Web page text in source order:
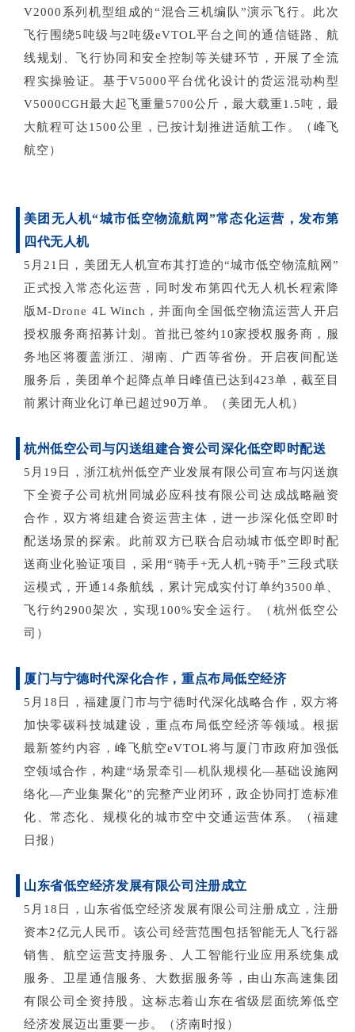
V2000系列机型组成的“混合三机编队”演示飞行。此次
飞行围绕5吨级与2吨级eVTOL平台之间的通信链路、航
线规划、飞行协同和安全控制等关键环节，开展了全流
程实操验证。基于V5000平台优化设计的货运混动构型
V5000CGH最大起飞重量5700公斤，最大载重1.5吨，最
大航程可达1500公里，已按计划推进适航工作。（峰飞
航空）
美团无人机“城市低空物流航网”常态化运营，发布第
四代无人机
5月21日，美团无人机宣布其打造的“城市低空物流航网”
正式投入常态化运营，同时发布第四代无人机长程索降
版M-Drone 4L Winch，并面向全国低空物流运营人开启
授权服务商招募计划。首批已签约10家授权服务商，服
务地区将覆盖浙江、湖南、广西等省份。开启夜间配送
服务后，美团单个起降点单日峰值已达到423单，截至目
前累计商业化订单已超过90万单。（美团无人机）
杭州低空公司与闪送组建合资公司深化低空即时配送
5月19日，浙江杭州低空产业发展有限公司宣布与闪送旗
下全资子公司杭州同城必应科技有限公司达成战略融资
合作，双方将组建合资运营主体，进一步深化低空即时
配送场景的探索。此前双方已联合启动城市低空即时配
送商业化验证项目，采用“骑手+无人机+骑手”三段式联
运模式，开通14条航线，累计完成实付订单约3500单、
飞行约2900架次，实现100%安全运行。（杭州低空公
司）
厦门与宁德时代深化合作，重点布局低空经济
5月18日，福建厦门市与宁德时代深化战略合作，双方将
加快零碳科技城建设，重点布局低空经济等领域。根据
最新签约内容，峰飞航空eVTOL将与厦门市政府加强低
空领域合作，构建“场景牵引—机队规模化—基础设施网
络化—产业集聚化”的完整产业闭环，政企协同打造标准
化、常态化、规模化的城市空中交通运营体系。（福建
日报）
山东省低空经济发展有限公司注册成立
5月18日，山东省低空经济发展有限公司注册成立，注册
资本2亿元人民币。该公司经营范围包括智能无人飞行器
销售、航空运营支持服务、人工智能行业应用系统集成
服务、卫星通信服务、大数据服务等，由山东高速集团
有限公司全资持股。这标志着山东在省级层面统筹低空
经济发展迈出重要一步。（济南时报）